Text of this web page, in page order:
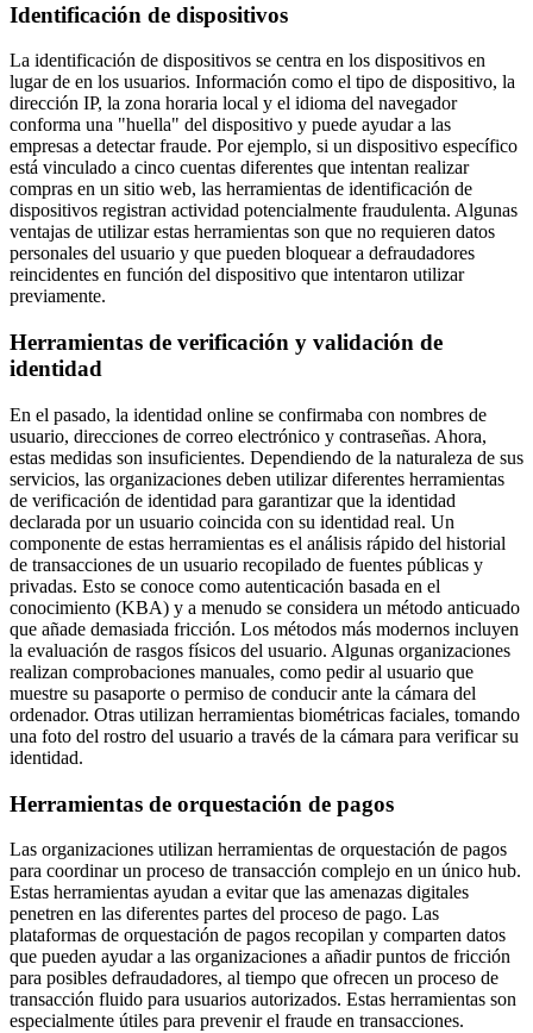
Identificación de dispositivos
La identificación de dispositivos se centra en los dispositivos en
lugar de en los usuarios. Información como el tipo de dispositivo, la
dirección IP, la zona horaria local y el idioma del navegador
conforma una "huella" del dispositivo y puede ayudar a las
empresas a detectar fraude. Por ejemplo, si un dispositivo específico
está vinculado a cinco cuentas diferentes que intentan realizar
compras en un sitio web, las herramientas de identificación de
dispositivos registran actividad potencialmente fraudulenta. Algunas
ventajas de utilizar estas herramientas son que no requieren datos
personales del usuario y que pueden bloquear a defraudadores
reincidentes en función del dispositivo que intentaron utilizar
previamente.
Herramientas de verificación y validación de
identidad
En el pasado, la identidad online se confirmaba con nombres de
usuario, direcciones de correo electrónico y contraseñas. Ahora,
estas medidas son insuficientes. Dependiendo de la naturaleza de sus
servicios, las organizaciones deben utilizar diferentes herramientas
de verificación de identidad para garantizar que la identidad
declarada por un usuario coincida con su identidad real. Un
componente de estas herramientas es el análisis rápido del historial
de transacciones de un usuario recopilado de fuentes públicas y
privadas. Esto se conoce como autenticación basada en el
conocimiento (KBA) y a menudo se considera un método anticuado
que añade demasiada fricción. Los métodos más modernos incluyen
la evaluación de rasgos físicos del usuario. Algunas organizaciones
realizan comprobaciones manuales, como pedir al usuario que
muestre su pasaporte o permiso de conducir ante la cámara del
ordenador. Otras utilizan herramientas biométricas faciales, tomando
una foto del rostro del usuario a través de la cámara para verificar su
identidad.
Herramientas de orquestación de pagos
Las organizaciones utilizan herramientas de orquestación de pagos
para coordinar un proceso de transacción complejo en un único hub.
Estas herramientas ayudan a evitar que las amenazas digitales
penetren en las diferentes partes del proceso de pago. Las
plataformas de orquestación de pagos recopilan y comparten datos
que pueden ayudar a las organizaciones a añadir puntos de fricción
para posibles defraudadores, al tiempo que ofrecen un proceso de
transacción fluido para usuarios autorizados. Estas herramientas son
especialmente útiles para prevenir el fraude en transacciones.